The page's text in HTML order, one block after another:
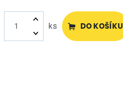
ks DO KOŠÍKU